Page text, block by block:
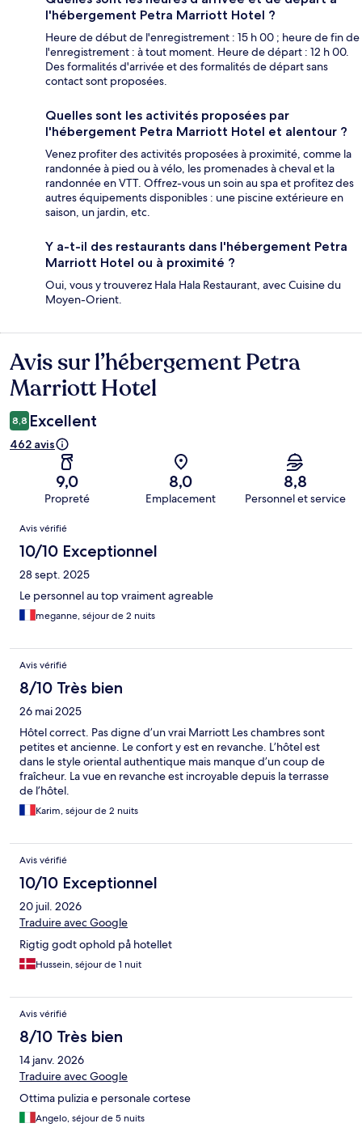
l'hébergement Petra Marriott Hotel ?
Heure de début de l'enregistrement : 15 h 00 ; heure de fin de
l'enregistrement : à tout moment. Heure de départ : 12 h 00.
Des formalités d'arrivée et des formalités de départ sans
contact sont proposées.
Quelles sont les activités proposées par
l'hébergement Petra Marriott Hotel et alentour ?
Venez profiter des activités proposées à proximité, comme la
randonnée à pied ou à vélo, les promenades à cheval et la
randonnée en VTT. Offrez-vous un soin au spa et profitez des
autres équipements disponibles : une piscine extérieure en
saison, un jardin, etc.
Y a-t-il des restaurants dans l'hébergement Petra
Marriott Hotel ou à proximité ?
Oui, vous y trouverez Hala Hala Restaurant, avec Cuisine du
Moyen-Orient.
Avis
Avis sur l’hébergement Petra
Marriott Hotel
8,8 Excellent
462 avis
9,0
Propreté
8,0
Emplacement
8,8
Personnel et service
Avis
Avis vérifié
10/10 Exceptionnel
28 sept. 2025
Le personnel au top vraiment agreable
meganne, séjour de 2 nuits
Avis vérifié
8/10 Très bien
26 mai 2025
Hôtel correct. Pas digne d’un vrai Marriott Les chambres sont
petites et ancienne. Le confort y est en revanche. L’hôtel est
dans le style oriental authentique mais manque d’un coup de
fraîcheur. La vue en revanche est incroyable depuis la terrasse
de l’hôtel.
Karim, séjour de 2 nuits
Avis vérifié
10/10 Exceptionnel
20 juil. 2026
Traduire avec Google
Rigtig godt ophold på hotellet
Hussein, séjour de 1 nuit
Avis vérifié
8/10 Très bien
14 janv. 2026
Traduire avec Google
Ottima pulizia e personale cortese
Angelo, séjour de 5 nuits